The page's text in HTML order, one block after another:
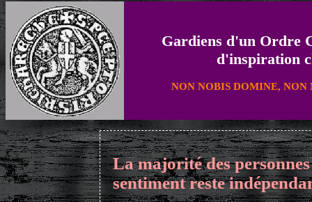
Gardiens d'un Ordre
d'inspiration
NON NOBIS DOMINE,
La majorité des
sentiment reste